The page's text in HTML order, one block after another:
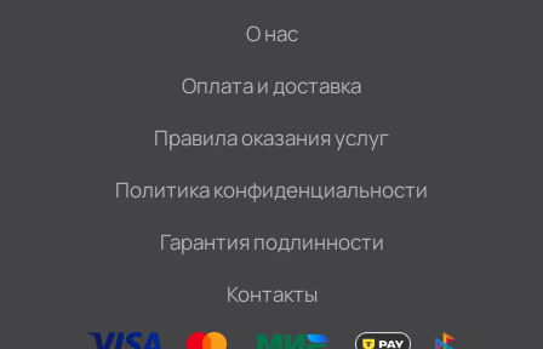
О нас
Оплата и доставка
Правила оказания услуг
Политика конфиденциальности
Гарантия подлинности
Контакты